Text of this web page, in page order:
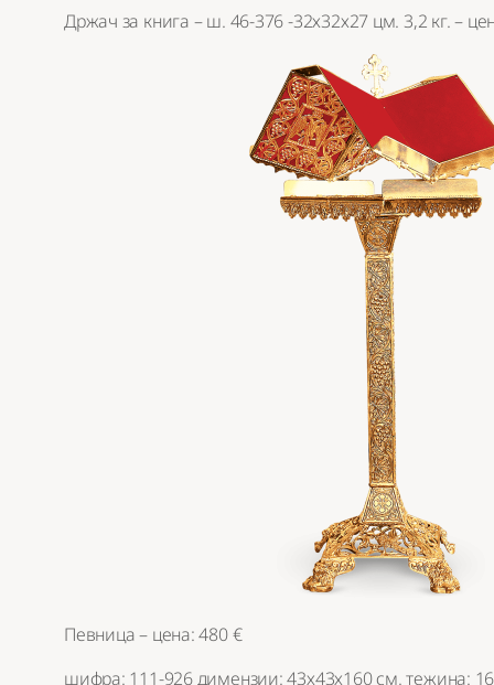
Држач за книга – ш. 46-376 -32х32х27 цм. 3,2 кг. –
Певница – цена: 480 €
шифра: 111-926 димензии: 43х43х160 см. тежина: 16